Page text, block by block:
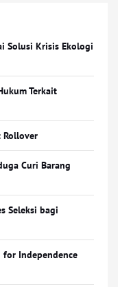
Solusi Krisis Ekologi
Terkait
Curi Barang
Seleksi bagi
for Independence